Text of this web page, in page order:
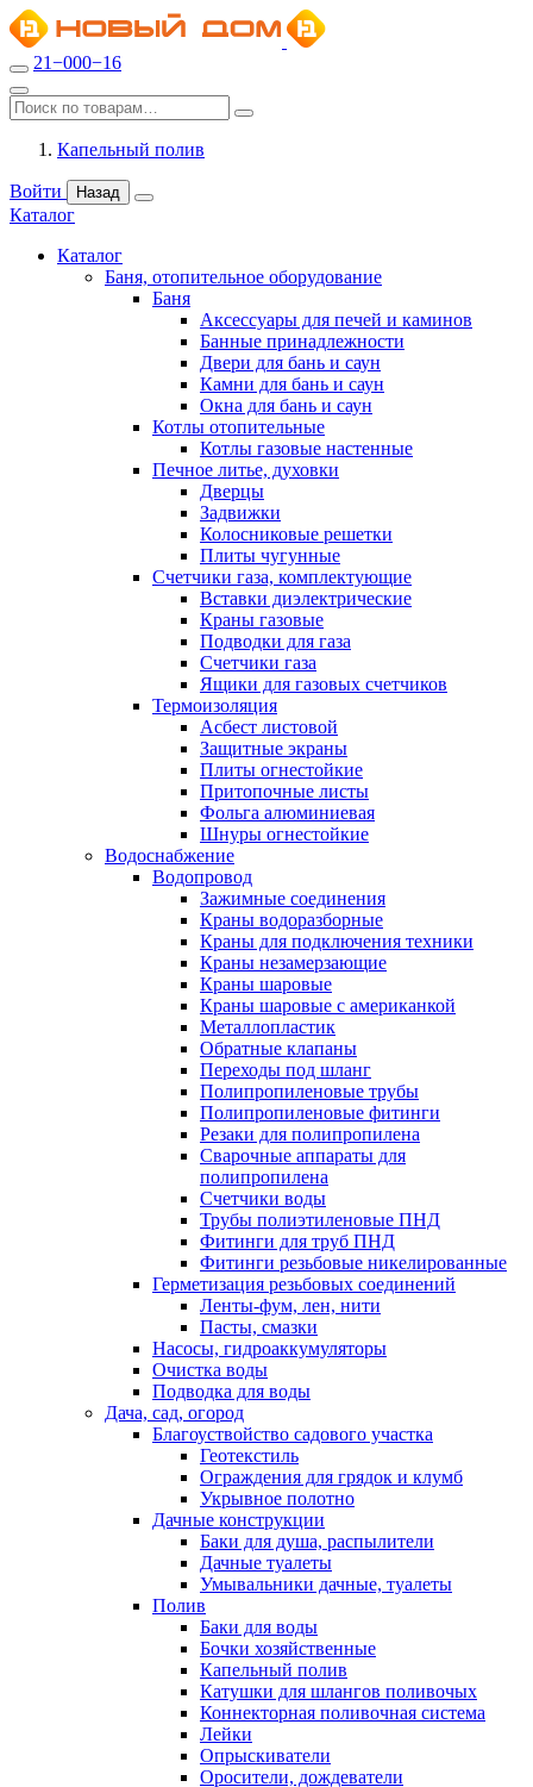
21−000−16
Капельный полив
Войти Назад
Каталог
Каталог
Баня, отопительное оборудование
Баня
Аксессуары для печей и каминов
Банные принадлежности
Двери для бань и саун
Камни для бань и саун
Окна для бань и саун
Котлы отопительные
Котлы газовые настенные
Печное литье, духовки
Дверцы
Задвижки
Колосниковые решетки
Плиты чугунные
Счетчики газа, комплектующие
Вставки диэлектрические
Краны газовые
Подводки для газа
Счетчики газа
Ящики для газовых счетчиков
Термоизоляция
Асбест листовой
Защитные экраны
Плиты огнестойкие
Притопочные листы
Фольга алюминиевая
Шнуры огнестойкие
Водоснабжение
Водопровод
Зажимные соединения
Краны водоразборные
Краны для подключения техники
Краны незамерзающие
Краны шаровые
Краны шаровые с американкой
Металлопластик
Обратные клапаны
Переходы под шланг
Полипропиленовые трубы
Полипропиленовые фитинги
Резаки для полипропилена
Сварочные аппараты для
полипропилена
Счетчики воды
Трубы полиэтиленовые ПНД
Фитинги для труб ПНД
Фитинги резьбовые никелированные
Герметизация резьбовых соединений
Ленты-фум, лен, нити
Пасты, смазки
Насосы, гидроаккумуляторы
Очистка воды
Подводка для воды
Дача, сад, огород
Благоуствойство садового участка
Геотекстиль
Ограждения для грядок и клумб
Укрывное полотно
Дачные конструкции
Баки для душа, распылители
Дачные туалеты
Умывальники дачные, туалеты
Полив
Баки для воды
Бочки хозяйственные
Капельный полив
Катушки для шлангов поливочых
Коннекторная поливочная система
Лейки
Опрыскиватели
Оросители, дождеватели